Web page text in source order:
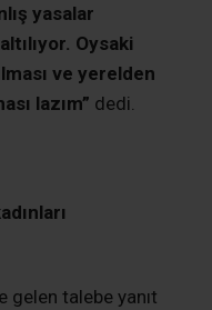
yasalar
Oysaki
ve yerelden
lazım” dedi.
gelen talebe yanıt